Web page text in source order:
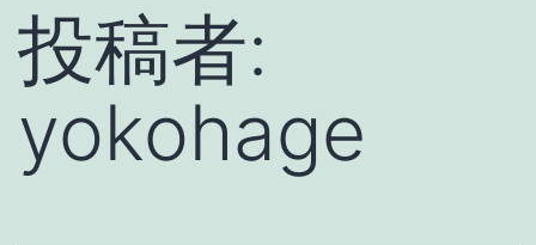
プ投稿者:
yokohage